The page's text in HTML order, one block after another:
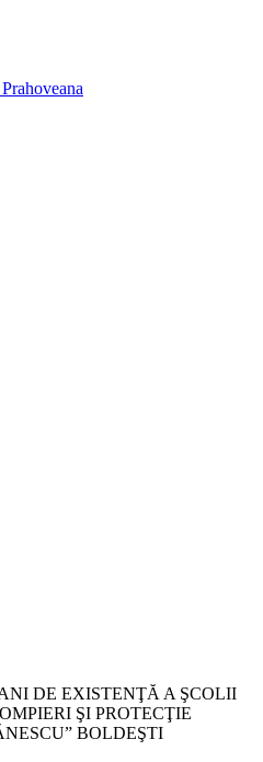
DE EXISTENŢĂ A ŞCOLII
ŞI PROTECŢIE
BOLDEŞTI